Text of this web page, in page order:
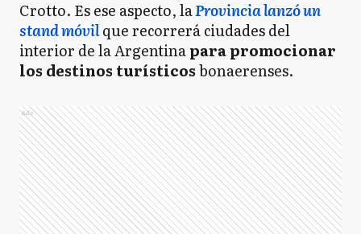
Crotto. Es ese aspecto, laProvincia lanzó un
stand móvilque recorrerá ciudades del
interior de la Argentinapara promocionar
los destinos turísticosbonaerenses.
Ads